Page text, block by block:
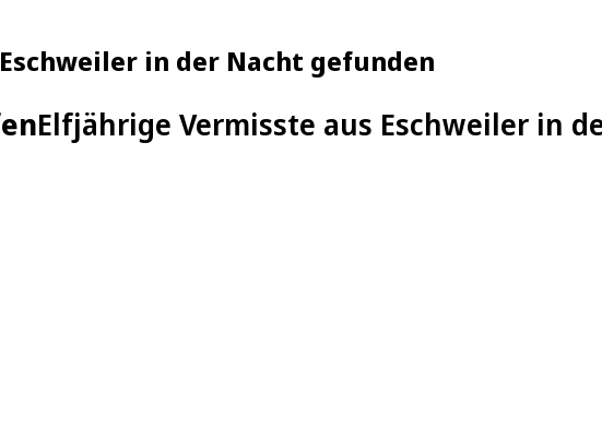
in der Nacht gefunden
Elfjährige Vermisste aus Eschweiler in